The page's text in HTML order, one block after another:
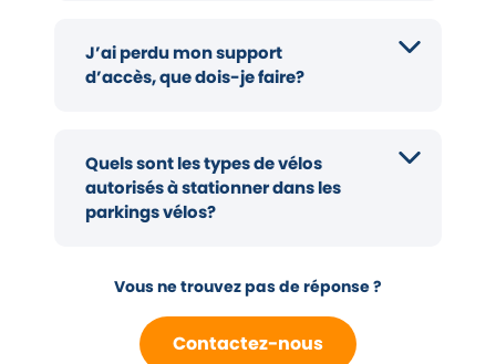
J’ai perdu mon support
d’accès, que dois-je faire?
Quels sont les types de vélos
autorisés à stationner dans les
parkings vélos?
Vous ne trouvez pas de réponse ?
Contactez-nous